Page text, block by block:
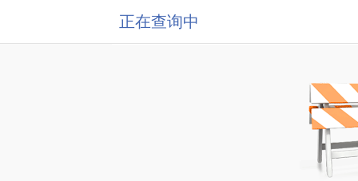
正在查询中